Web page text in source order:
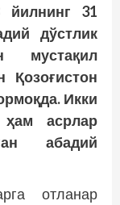
йилнинг 31
дўстлик
мустақил
Қозоғистон
Икки
ҳам асрлар
абадий
отланар